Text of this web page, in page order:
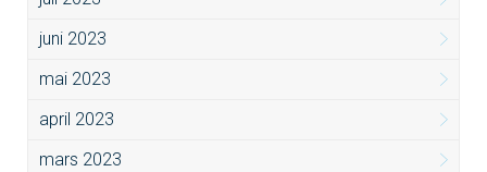
juni 2023
mai 2023
april 2023
mars 2023